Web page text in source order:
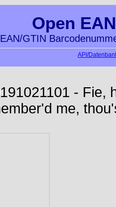
Open
EAN/GTIN
API/
- Fie,
me,